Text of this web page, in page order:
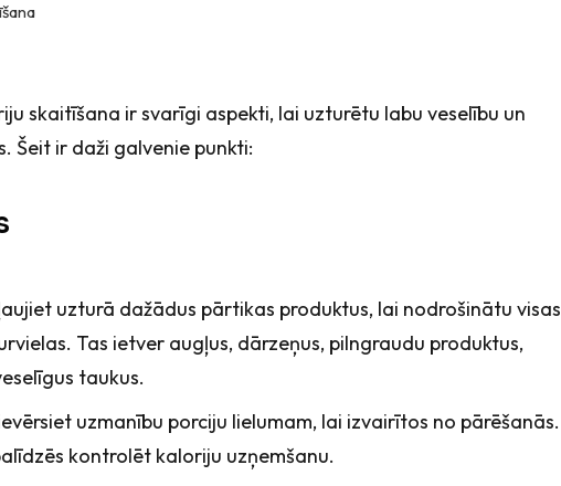
skaitīšana ir svarīgi aspekti, lai uzturētu labu veselību un
Šeit ir daži galvenie punkti:
uzturā dažādus pārtikas produktus, lai nodrošinātu visas
Tas ietver augļus, dārzeņus, pilngraudu produktus,
taukus.
uzmanību porciju lielumam, lai izvairītos no pārēšanās.
kontrolēt kaloriju uzņemšanu.